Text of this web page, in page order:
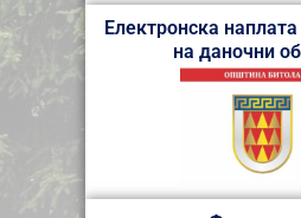
Електронска
на даночни